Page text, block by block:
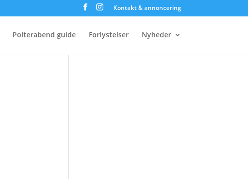
Kontakt & annoncering
Polterabend guide Forlystelser Nyheder